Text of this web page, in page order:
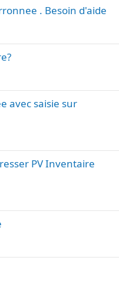
. Besoin d'aide
avec saisie sur
PV Inventaire